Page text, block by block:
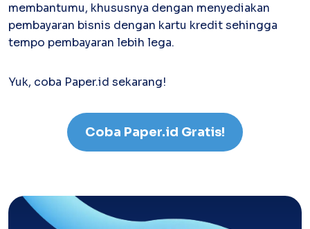
membantumu, khususnya dengan menyediakan
pembayaran bisnis dengan kartu kredit sehingga
tempo pembayaran lebih lega.
Yuk, coba Paper.id sekarang!
Coba Paper.id Gratis!